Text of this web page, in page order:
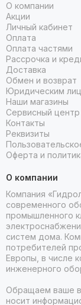
О компании
Акции
Личный кабинет
Оплата
Оплата частями
Рассрочка и
Доставка
Обмен и возврат
Юридическим
Наши магазины
Сервисный центр
Контакты
Реквизиты
Оферта и
О компании
Компания
современного
промышленного
систем дома.
потребителей
Европы, в числе
инженерного
Обращаем ваше
носит